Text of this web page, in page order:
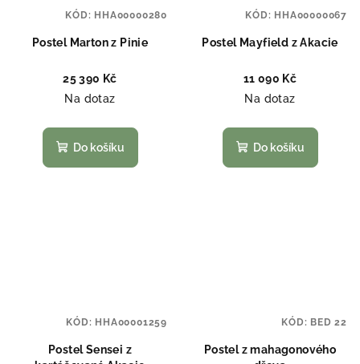
Postel Marton z Pinie
25 390 Kč
Na dotaz
Do košíku
KÓD: HHA00000280
Postel Mayfield z Akacie
11 090 Kč
Na dotaz
Do košíku
KÓD: HHA00000067
Postel Sensei z
KÓD: HHA00001259
Postel z mahagonového
KÓD: BED 22